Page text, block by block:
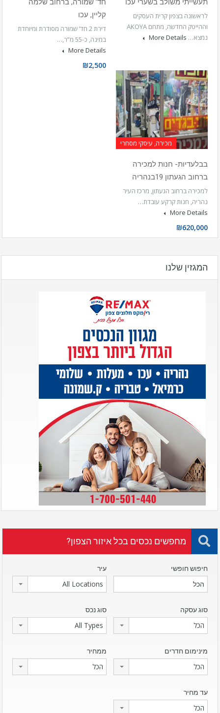
תעשייתי משולב בשערי עכו
לראשונה בצפון קרית העסקים
וההייטק החדשה, מתחם AKOYA
נמצא… More Details
חד’ שמורה, ברחוב שלמה
קליין, עכו
דירת 2 חד’ שמורה מסודרת ומיוחדת
במינה, כ-55 מ”ר,…
More Details
₪2,500
מכירה, עיסקי מסחרי
בבלעדיות- חנות למכירה
ברחוב הגעתון 19בנהריה
למכירה ברחוב הגעתון, מרכז העיר
נהריה, חנות קרקע עובדת…
More Details
₪620,000
המגזין שלנו
מחפשים נכסים בכל איזור הצפון?
חיפוש חופשי עיר
All Locations
סוג עסקה
הכל
סוג נכס
All Types
מינימום חדרים
הכל
ממחיר
הכל
עד מחיר
הכל